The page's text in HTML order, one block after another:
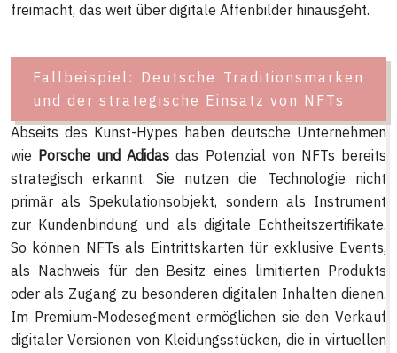
freimacht, das weit über digitale Affenbilder hinausgeht.
Fallbeispiel: Deutsche Traditionsmarken
und der strategische Einsatz von NFTs
Abseits des Kunst-Hypes haben deutsche Unternehmen
wie Porsche und Adidas das Potenzial von NFTs bereits
strategisch erkannt. Sie nutzen die Technologie nicht
primär als Spekulationsobjekt, sondern als Instrument
zur Kundenbindung und als digitale Echtheitszertifikate.
So können NFTs als Eintrittskarten für exklusive Events,
als Nachweis für den Besitz eines limitierten Produkts
oder als Zugang zu besonderen digitalen Inhalten dienen.
Im Premium-Modesegment ermöglichen sie den Verkauf
digitaler Versionen von Kleidungsstücken, die in virtuellen